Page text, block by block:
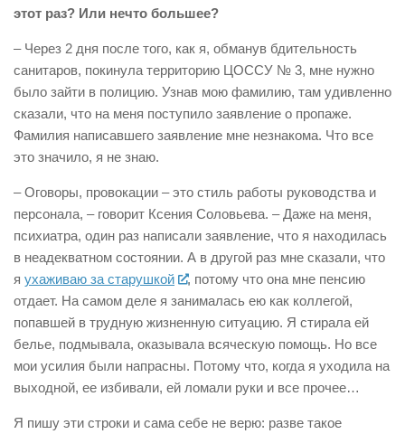
этот раз? Или нечто большее?
– Через 2 дня после того, как я, обманув бдительность
санитаров, покинула территорию ЦОССУ № 3, мне нужно
было зайти в полицию. Узнав мою фамилию, там удивленно
сказали, что на меня поступило заявление о пропаже.
Фамилия написавшего заявление мне незнакома. Что все
это значило, я не знаю.
– Оговоры, провокации – это стиль работы руководства и
персонала, – говорит Ксения Соловьева. – Даже на меня,
психиатра, один раз написали заявление, что я находилась
в неадекватном состоянии. А в другой раз мне сказали, что
я ухаживаю за старушкой
, потому что она мне пенсию
отдает. На самом деле я занималась ею как коллегой,
попавшей в трудную жизненную ситуацию. Я стирала ей
белье, подмывала, оказывала всяческую помощь. Но все
мои усилия были напрасны. Потому что, когда я уходила на
выходной, ее избивали, ей ломали руки и все прочее…
Я пишу эти строки и сама себе не верю: разве такое